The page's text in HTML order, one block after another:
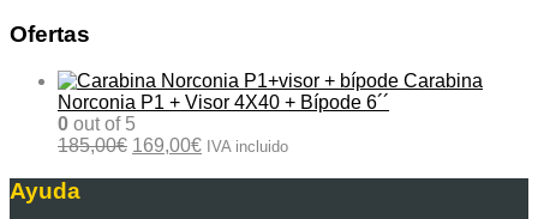
Ofertas
Carabina
Norconia P1 + Visor 4X40 + Bípode 6´´
0 out of 5
185,00€ El
169,00€ElIVA incluido
Ayuda